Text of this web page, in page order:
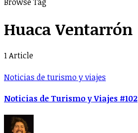
Huaca Ventarrón
1 Article
Noticias de turismo y viajes
Noticias de Turismo y Viajes #102